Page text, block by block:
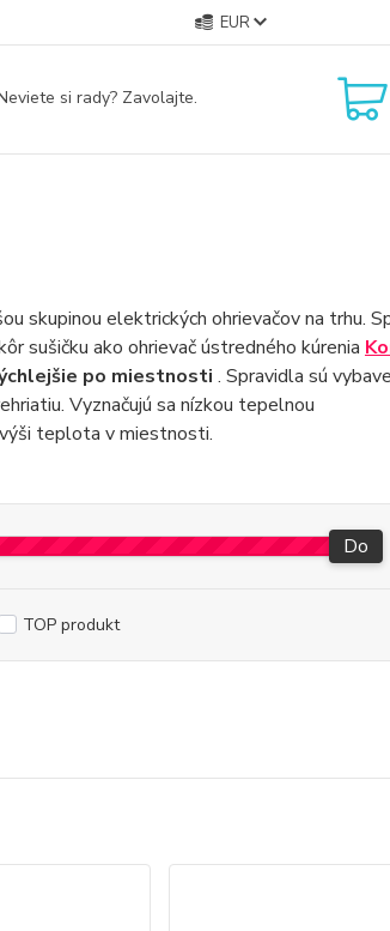
EUR
si rady? Zavolajte.
skupinou elektrických ohrievačov na trhu.
sušičku ako ohrievač ústredného kúrenia
po miestnosti . Spravidla sú
Vyznačujú sa nízkou tepelnou
teplota v miestnosti.
Do
TOP produkt